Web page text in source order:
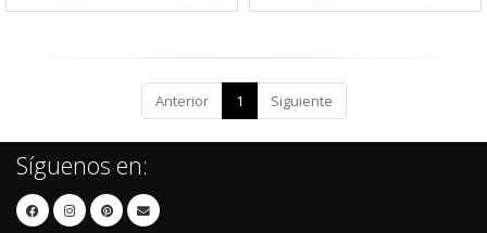
Anterior 1 Siguiente
Síguenos en: